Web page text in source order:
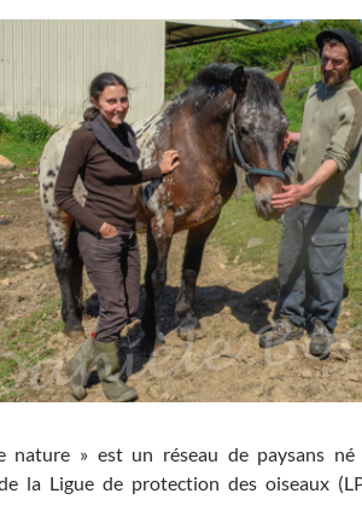
nature » est un réseau de paysans né
la Ligue de protection des oiseaux